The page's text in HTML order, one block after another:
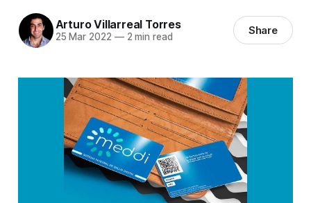
Arturo Villarreal Torres
25 Mar 2022 —2 min read Share